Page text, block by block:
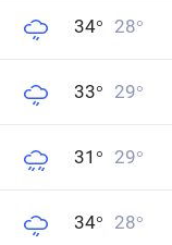
34° 28°
33° 29°
31 ° 29°
34° 28°